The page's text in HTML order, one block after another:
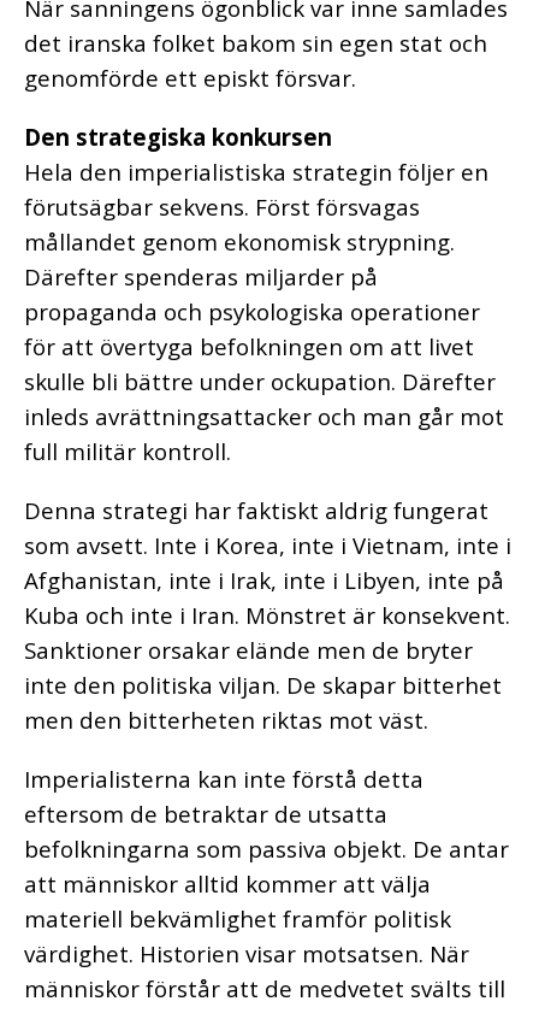
När sanningens ögonblick var inne samlades
det iranska folket bakom sin egen stat och
genomförde ett episkt försvar.
Den strategiska konkursen
Hela den imperialistiska strategin följer en
förutsägbar sekvens. Först försvagas
mållandet genom ekonomisk strypning.
Därefter spenderas miljarder på
propaganda och psykologiska operationer
för att övertyga befolkningen om att livet
skulle bli bättre under ockupation. Därefter
inleds avrättningsattacker och man går mot
full militär kontroll.
Denna strategi har faktiskt aldrig fungerat
som avsett. Inte i Korea, inte i Vietnam, inte i
Afghanistan, inte i Irak, inte i Libyen, inte på
Kuba och inte i Iran. Mönstret är konsekvent.
Sanktioner orsakar elände men de bryter
inte den politiska viljan. De skapar bitterhet
men den bitterheten riktas mot väst.
Imperialisterna kan inte förstå detta
eftersom de betraktar de utsatta
befolkningarna som passiva objekt. De antar
att människor alltid kommer att välja
materiell bekvämlighet framför politisk
värdighet. Historien visar motsatsen. När
människor förstår att de medvetet svälts till